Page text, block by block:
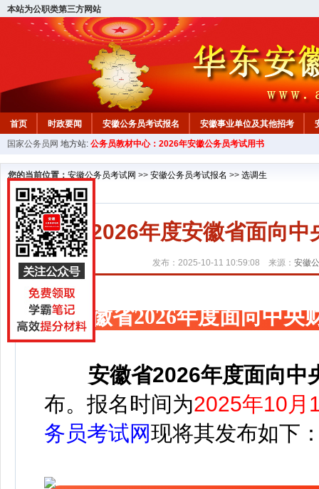
本站为公职类第三方网站
首页 时政要闻 安徽公务员考试报名 安徽事业单位及其他招考
安徽公务员行测试题 在线咨询 教材中心
国家公务员网 地方站: 公务员教材中心：2026年安徽公务员考试用书
您的当前位置： 安徽公务员考试网 >> 安徽公务员考试报名 >> 选调生
2026年度安徽省面向
发布：2025-10-11 10:59:08 来源： 安徽
安徽省2026年度面向中央
安徽省2026年度面向中
布。 报名时间为2025年10月
务员考试网现将其发布如下